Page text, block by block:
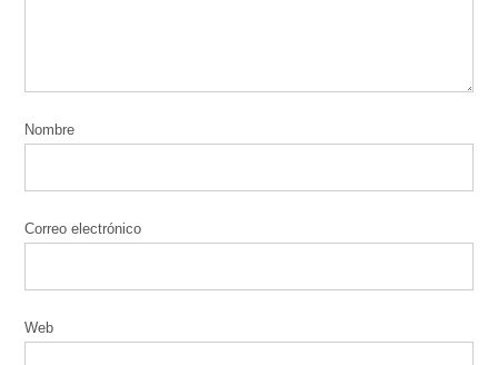
Nombre
Correo electrónico
Web